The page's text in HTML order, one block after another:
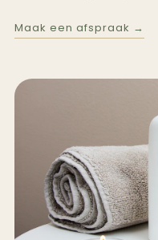
Maak een afspraak →